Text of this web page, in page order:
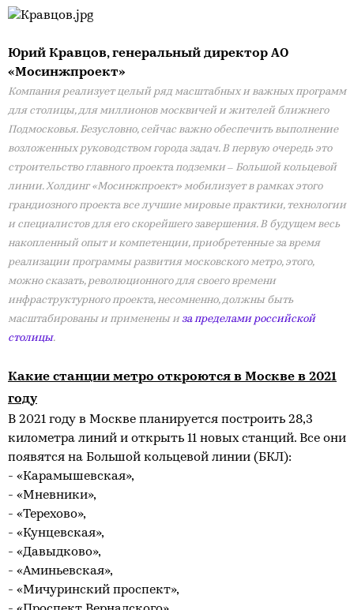
Юрий Кравцов, генеральный директор АО
«Мосинжпроект»
Компания реализует целый ряд масштабных и важных программ
для столицы, для миллионов москвичей и жителей ближнего
Подмосковья. Безусловно, сейчас важно обеспечить выполнение
возложенных руководством города задач. В первую очередь это
строительство главного проекта подземки – Большой кольцевой
линии. Холдинг «Мосинжпроект» мобилизует в рамках этого
грандиозного проекта все лучшие мировые практики, технологии
и специалистов для его скорейшего завершения. В будущем весь
накопленный опыт и компетенции, приобретенные за время
реализации программы развития московского метро, этого,
можно сказать, революционного для своего времени
инфраструктурного проекта, несомненно, должны быть
масштабированы и применены и за пределами российской
столицы.
Какие станции метро откроются в Москве в 2021
году
В 2021 году в Москве планируется построить 28,3
километра линий и открыть 11 новых станций. Все они
появятся на Большой кольцевой линии (БКЛ):
- «Карамышевская»,
- «Мневники»,
- «Терехово»,
- «Кунцевская»,
- «Давыдково»,
- «Аминьевская»,
- «Мичуринский проспект»,